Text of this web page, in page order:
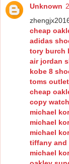
Unknown
cheap
adidas
tory burch
air jordan
kobe 8
toms outlet
cheap
copy
michael
michael
michael
tiffany and
michael